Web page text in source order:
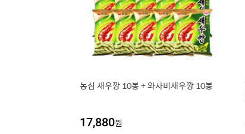
농심 새우깡 10봉 + 와사비새우깡 10봉
17,880원